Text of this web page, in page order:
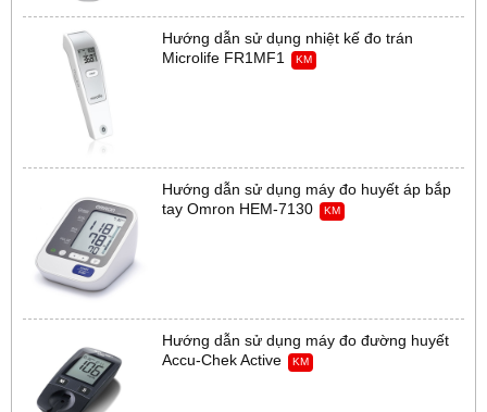
Hướng dẫn sử dụng nhiệt kế đo trán
Microlife FR1MF1
KM
Hướng dẫn sử dụng máy đo huyết áp bắp
tay Omron HEM-7130
KM
Hướng dẫn sử dụng máy đo đường huyết
Accu-Chek Active
KM